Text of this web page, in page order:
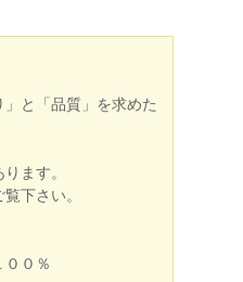
」と「品質」を求めた
ます。
下さい。
０％